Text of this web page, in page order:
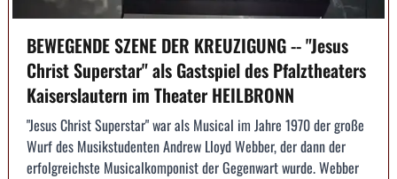
BEWEGENDE SZENE DER KREUZIGUNG -- "Jesus
Christ Superstar" als Gastspiel des Pfalztheaters
Kaiserslautern im Theater HEILBRONN
"Jesus Christ Superstar" war als Musical im Jahre 1970 der große
Wurf des Musikstudenten Andrew Lloyd Webber, der dann der
erfolgreichste Musicalkomponist der Gegenwart wurde. Webber